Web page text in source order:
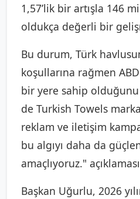
1,57’lik bir artışla 146
oldukça değerli bir
Bu durum, Türk
koşullarına rağmen
bir yere sahip
de Turkish Towels
reklam ve iletişim
bu algıyı daha da
amaçlıyoruz."
Başkan Uğurlu, 2026